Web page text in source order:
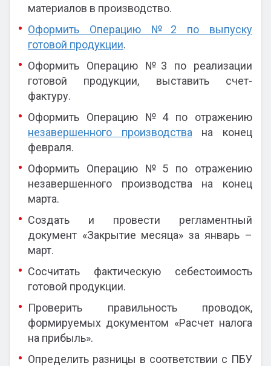
материалов в производство.
Оформить Операцию №2 по выпуску
готовой продукции.
Оформить Операцию №3 по реализации
готовой продукции, выставить счет-
фактуру.
Оформить Операцию №4 по отражению
незавершенного производства на конец
февраля.
Оформить Операцию №5 по отражению
незавершенного производства на конец
марта.
Создать и провести регламентный
документ «Закрытие месяца» за январь –
март.
Сосчитать фактическую себестоимость
готовой продукции.
Проверить правильность проводок,
формируемых документом «Расчет налога
на прибыль».
Определить разницы в соответствии с ПБУ